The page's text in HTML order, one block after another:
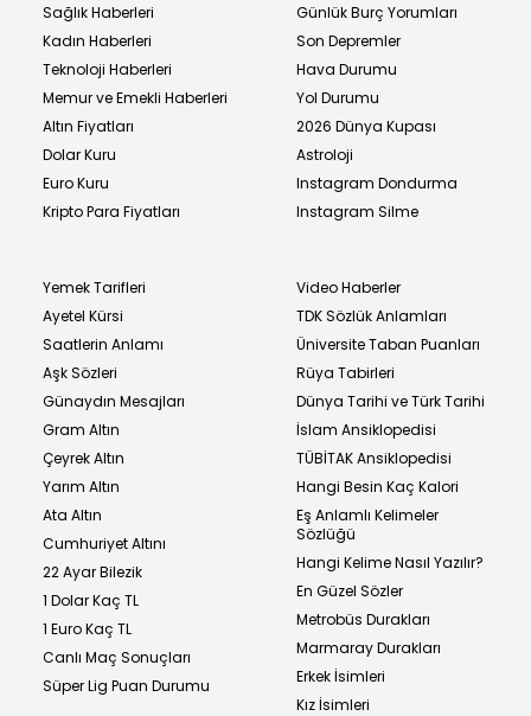
Sağlık Haberleri
Kadın Haberleri
Teknoloji Haberleri
Memur ve Emekli Haberleri
Altın Fiyatları
Dolar Kuru
Euro Kuru
Kripto Para Fiyatları
Günlük Burç Yorumları
Son Depremler
Hava Durumu
Yol Durumu
2026 Dünya Kupası
Astroloji
Instagram Dondurma
Instagram Silme
Yemek Tarifleri
Ayetel Kürsi
Saatlerin Anlamı
Aşk Sözleri
Günaydın Mesajları
Gram Altın
Çeyrek Altın
Yarım Altın
Ata Altın
Cumhuriyet Altını
22 Ayar Bilezik
1 Dolar Kaç TL
1 Euro Kaç TL
Canlı Maç Sonuçları
Süper Lig Puan Durumu
Video Haberler
TDK Sözlük Anlamları
Üniversite Taban Puanları
Rüya Tabirleri
Dünya Tarihi ve Türk Tarihi
İslam Ansiklopedisi
TÜBİTAK Ansiklopedisi
Hangi Besin Kaç Kalori
Eş Anlamlı Kelimeler
Sözlüğü
Hangi Kelime Nasıl Yazılır?
En Güzel Sözler
Metrobüs Durakları
Marmaray Durakları
Erkek İsimleri
Kız İsimleri